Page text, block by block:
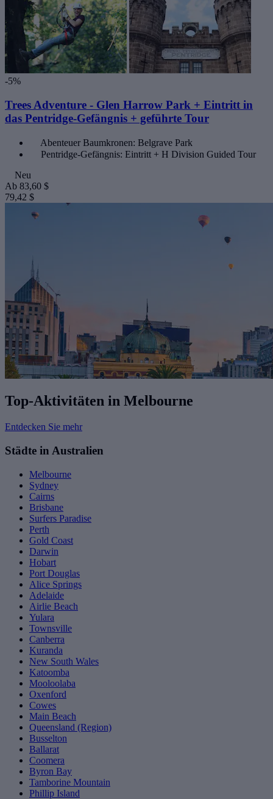
-5%
Trees Adventure - Glen Harrow Park + Eintritt in
das Pentridge-Gefängnis + geführte Tour
Abenteuer Baumkronen: Belgrave Park
Pentridge-Gefängnis: Eintritt + H Division Guided Tour
Neu
Ab 83,60 $
79,42 $
Top-Aktivitäten in Melbourne
Entdecken Sie mehr
Städte in Australien
Melbourne
Sydney
Cairns
Brisbane
Surfers Paradise
Perth
Gold Coast
Darwin
Hobart
Port Douglas
Alice Springs
Adelaide
Airlie Beach
Yulara
Townsville
Canberra
Kuranda
New South Wales
Katoomba
Mooloolaba
Oxenford
Cowes
Main Beach
Queensland (Region)
Busselton
Ballarat
Coomera
Byron Bay
Tamborine Mountain
Phillip Island